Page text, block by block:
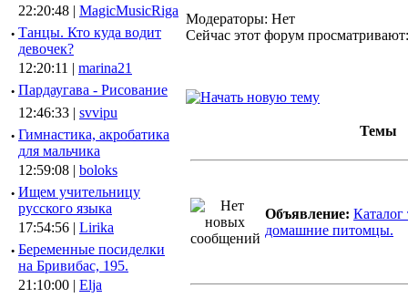
22:20:48 | MagicMusicRiga
· Танцы. Кто куда водит
девочек?
12:20:11 | marina21
· Пардаугава - Рисование
12:46:33 | svvipu
· Гимнастика, акробатика
для мальчика
12:59:08 | boloks
· Ищем учительницу
русского языка
17:54:56 | Lirika
· Беременные посиделки
на Бривибас, 195.
21:10:00 | Elja
Модераторы: Нет
Сейчас этот форум
Темы
Объявление: Каталог
домашние питомцы.